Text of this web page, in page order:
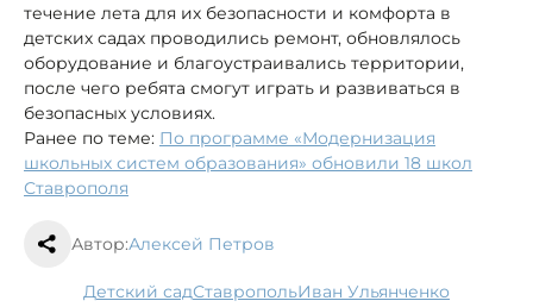
течение лета для их безопасности и комфорта в
детских садах проводились ремонт, обновлялось
оборудование и благоустраивались территории,
после чего ребята смогут играть и развиваться в
безопасных условиях.
Ранее по теме: По программе «Модернизация
школьных систем образования» обновили 18 школ
Ставрополя
Автор:Алексей Петров
детский сад Ставрополь Иван Ульянченко